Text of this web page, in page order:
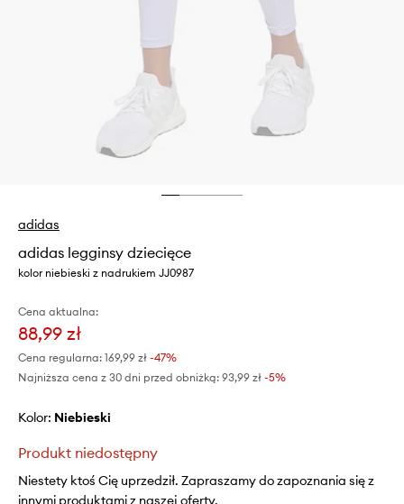
adidas
adidas legginsy dziecięce
kolor niebieski z nadrukiem JJ0987
Cena aktualna:
88,99 zł
Cena regularna: 169,99 zł -47%
Najniższa cena z 30 dni przed obniżką: 93,99 zł -5%
Kolor: niebieski
Produkt niedostępny
Niestety ktoś Cię uprzedził. Zapraszamy do zapoznania się z
innymi produktami z naszej oferty.